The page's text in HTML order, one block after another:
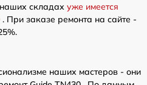
складах уже имеется
. При заказе ремонта на сайте -
наших мастеров - они